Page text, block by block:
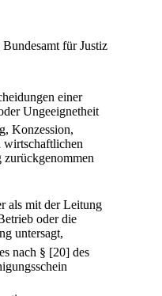
für Justiz
einer
Ungeeignetheit
Konzession,
wirtschaftlichen
zurückgenommen
als mit der Leitung
oder die
untersagt,
nach § [20] des